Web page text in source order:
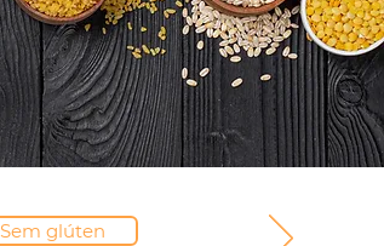
Sem glúten